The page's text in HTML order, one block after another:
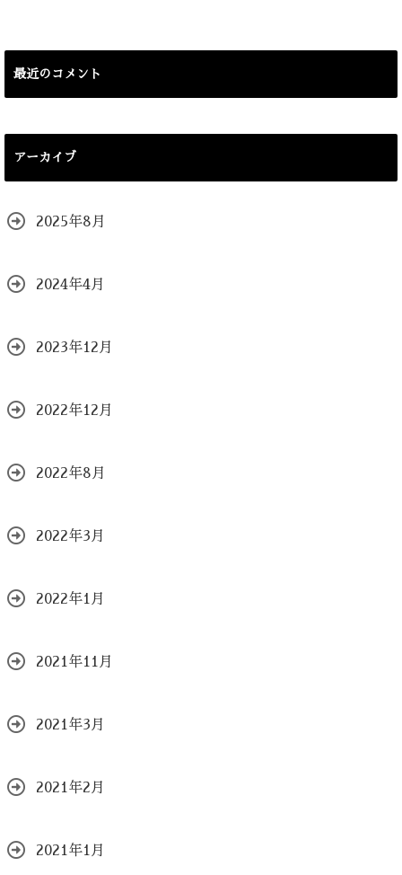
最近のコメント
アーカイブ
2025年8月
2024年4月
2023年12月
2022年12月
2022年8月
2022年3月
2022年1月
2021年11月
2021年3月
2021年2月
2021年1月